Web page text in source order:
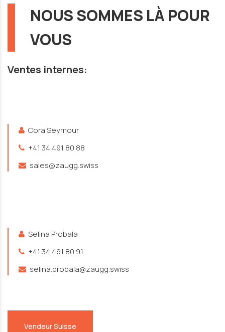
NOUS SOMMES LÀ POUR
VOUS
Ventes internes:
Cora Seymour
+41 34 491 80 88
sales@zaugg.swiss
Selina Probala
+41 34 491 80 91
selina.probala@zaugg.swiss
Vendeur Suisse